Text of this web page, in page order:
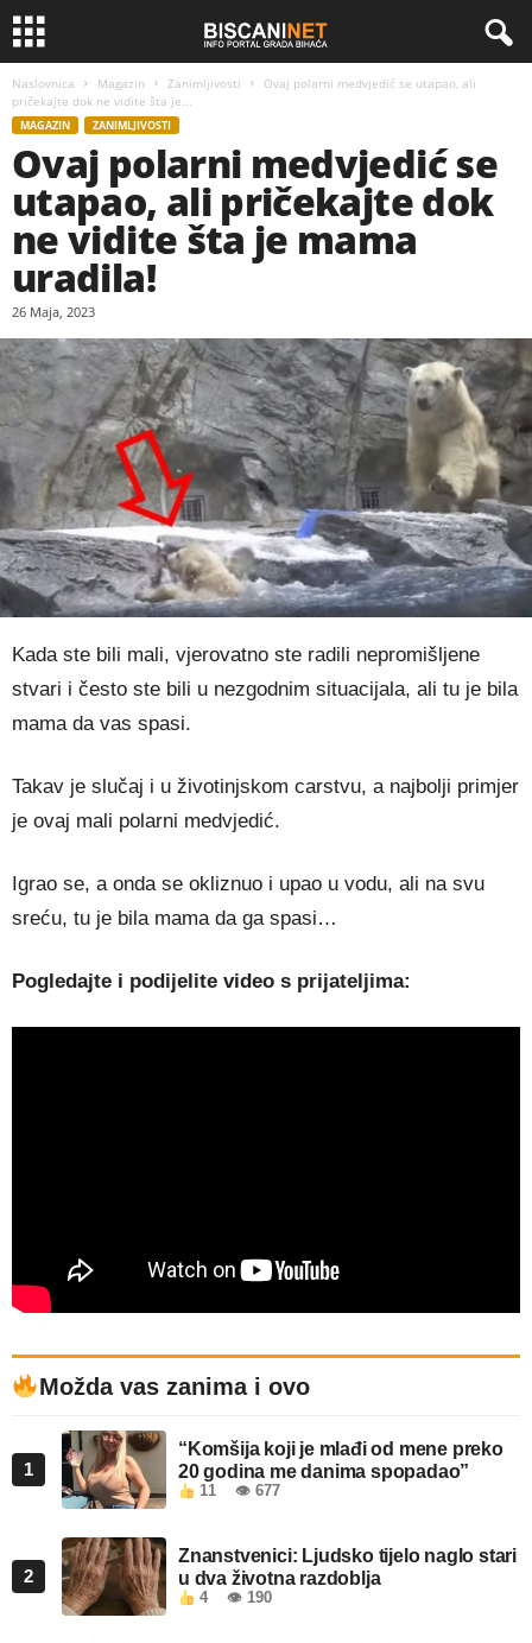
Naslovnica Magazin Zanimljivosti
Ovaj polarni medvjedić se utapao, ali
pričekajte dok ne vidite šta je...
MAGAZIN ZANIMLJIVOSTI
Ovaj polarni medvjedić se
utapao, ali pričekajte dok
ne vidite šta je mama
uradila!
26 Maja, 2023
Kada ste bili mali, vjerovatno ste radili nepromišljene
stvari i često ste bili u nezgodnim situacijala, ali tu je bila
mama da vas spasi.
Takav je slučaj i u životinjskom carstvu, a najbolji primjer
je ovaj mali polarni medvjedić.
Igrao se, a onda se okliznuo i upao u vodu, ali na svu
sreću, tu je bila mama da ga spasi…
Pogledajte i podijelite video s prijateljima:
Možda vas zanima i ovo
1
“Komšija koji je mlađi od mene preko
20 godina me danima spopadao”
11 👁 677
2
Znanstvenici: Ljudsko tijelo naglo stari
u dva životna razdoblja
4 👁 190